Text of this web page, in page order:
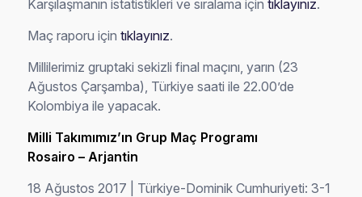
Karşılaşmanın istatistikleri ve sıralama içintıklayınız.
Maç raporu içintıklayınız.
Millilerimiz gruptaki sekizli final maçını, yarın (23
Ağustos Çarşamba), Türkiye saati ile 22.00’de
Kolombiya ile yapacak.
Milli Takımımız’ın Grup Maç Programı
Rosairo – Arjantin
18 Ağustos 2017 | Türkiye-Dominik Cumhuriyeti: 3-1